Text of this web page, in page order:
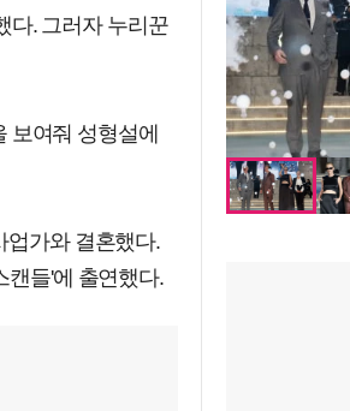
다. 그러자 누리꾼
보여줘 성형설에
업가와 결혼했다.
캔들'에 출연했다.